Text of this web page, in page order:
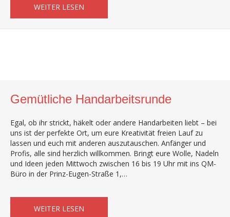
WEITER LESEN
Gemütliche Handarbeitsrunde
Egal, ob ihr strickt, häkelt oder andere Handarbeiten liebt – bei
uns ist der perfekte Ort, um eure Kreativität freien Lauf zu
lassen und euch mit anderen auszutauschen. Anfänger und
Profis, alle sind herzlich willkommen. Bringt eure Wolle, Nadeln
und Ideen jeden Mittwoch zwischen 16 bis 19 Uhr mit ins QM-
Büro in der Prinz-Eugen-Straße 1,…
WEITER LESEN